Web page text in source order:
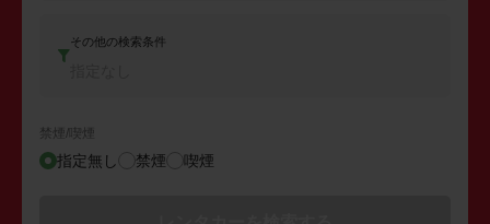
その他の検索条件
禁煙/喫煙
指定無し 禁煙 喫煙